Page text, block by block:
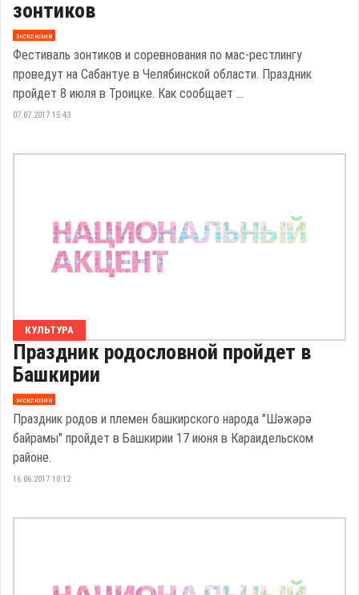
зонтиков
эксклюзив
Фестиваль зонтиков и соревнования по мас-рестлингу
проведут на Сабантуе в Челябинской области. Праздник
пройдет 8 июля в Троицке. Как сообщает ...
07.07.2017 15:43
КУЛЬТУРА
Праздник родословной пройдет в
Башкирии
эксклюзив
Праздник родов и племен башкирского народа "Шәжәрә
байрамы" пройдет в Башкирии 17 июня в Караидельском
районе.
16.06.2017 18:12